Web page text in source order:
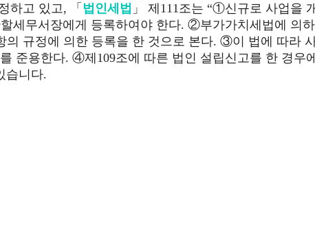
하고 있고, 「 법인세법 」 제111조는 “①신규로 사업을
세무서장에게 등록하여야 한다. ②부가가치세법에 의하
의 규정에 의한 등록을 한 것으로 본다. ③이 법에 따라
준용한다. ④제109조에 따른 법인 설립신고를 한 경우
습니다.